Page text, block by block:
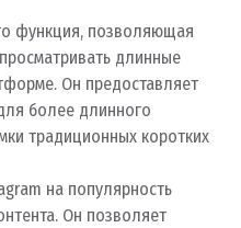
функция, позволяющая
длинные
Он предоставляет
более длинного
традиционных коротких
на популярность
Он позволяет